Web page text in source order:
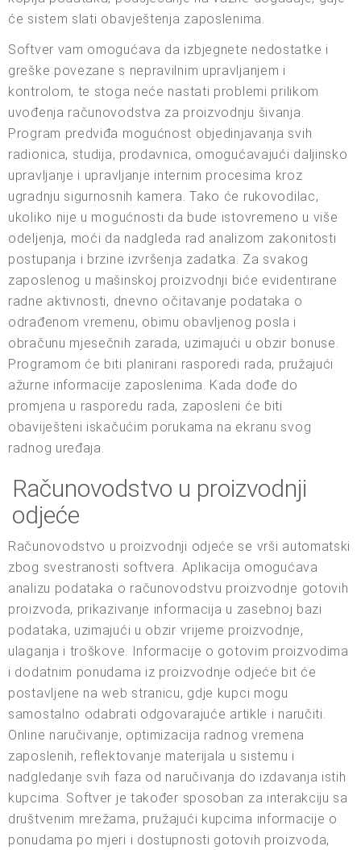
će sistem slati obavještenja zaposlenima.
Softver vam omogućava da izbjegnete nedostatke i
greške povezane s nepravilnim upravljanjem i
kontrolom, te stoga neće nastati problemi prilikom
uvođenja računovodstva za proizvodnju šivanja.
Program predviđa mogućnost objedinjavanja svih
radionica, studija, prodavnica, omogućavajući daljinsko
upravljanje i upravljanje internim procesima kroz
ugradnju sigurnosnih kamera. Tako će rukovodilac,
ukoliko nije u mogućnosti da bude istovremeno u više
odeljenja, moći da nadgleda rad analizom zakonitosti
postupanja i brzine izvršenja zadatka. Za svakog
zaposlenog u mašinskoj proizvodnji biće evidentirane
radne aktivnosti, dnevno očitavanje podataka o
odrađenom vremenu, obimu obavljenog posla i
obračunu mjesečnih zarada, uzimajući u obzir bonuse.
Programom će biti planirani rasporedi rada, pružajući
ažurne informacije zaposlenima. Kada dođe do
promjena u rasporedu rada, zaposleni će biti
obaviješteni iskačućim porukama na ekranu svog
radnog uređaja.
Računovodstvo u proizvodnji
odjeće
Računovodstvo u proizvodnji odjeće se vrši automatski
zbog svestranosti softvera. Aplikacija omogućava
analizu podataka o računovodstvu proizvodnje gotovih
proizvoda, prikazivanje informacija u zasebnoj bazi
podataka, uzimajući u obzir vrijeme proizvodnje,
ulaganja i troškove. Informacije o gotovim proizvodima
i dodatnim ponudama iz proizvodnje odjeće bit će
postavljene na web stranicu, gdje kupci mogu
samostalno odabrati odgovarajuće artikle i naručiti.
Online naručivanje, optimizacija radnog vremena
zaposlenih, reflektovanje materijala u sistemu i
nadgledanje svih faza od naručivanja do izdavanja istih
kupcima. Softver je također sposoban za interakciju sa
društvenim mrežama, pružajući kupcima informacije o
ponudama po mjeri i dostupnosti gotovih proizvoda,